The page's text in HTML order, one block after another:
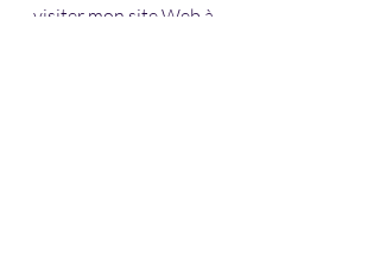
visiter mon site Web à